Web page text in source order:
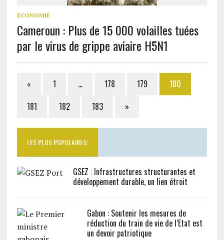
ECONOMIE
Cameroun : Plus de 15 000 volailles tuées
par le virus de grippe aviaire H5N1
« 1 … 178 179
180
181
182 183 »
LES PLUS POPULAIRES:
GSEZ : Infrastructures structurantes et
développement durable, un lien étroit
Gabon : Soutenir les mesures de
réduction du train de vie de l’Etat est
un devoir patriotique